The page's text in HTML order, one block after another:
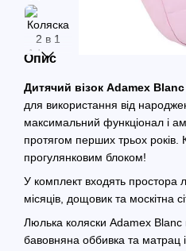
Опис
Дитячий візок Adamex Blanc
для використання від
максимальний функціонал і
протягом перших трьох років.
прогулянковим блоком!
У комплект входять простора
місяців, дощовик та москітна
Люлька коляски Adamex
бавовняна оббивка та матрац